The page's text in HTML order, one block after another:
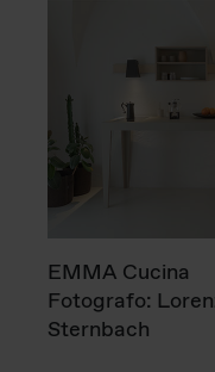
EMMA Cucina
Fotografo:
Sternbach